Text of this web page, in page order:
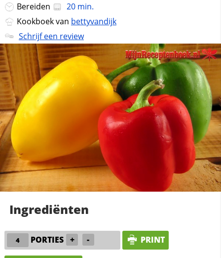
Bereiden
20 min.
Kookboek van bettyvandijk
Schrijf een review
Ingrediënten
PORTIES + - PRINT